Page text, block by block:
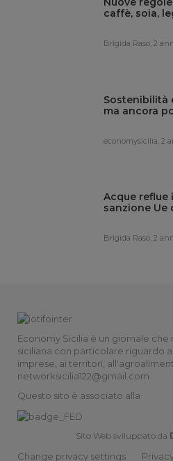
caffè, soia,
Brigida Raso,2
Sostenibilità
ma ancora
economysicilia,2
Acque reflue
sanzione Ue
Brigida Raso,2
Economy Sicilia è un giornale
siciliana con particolare riguardo
imprese, ai territori,
networksicilia122@gmail.com
Questo sito è associato alla
Sito Web sviluppato da
Change privacy settings